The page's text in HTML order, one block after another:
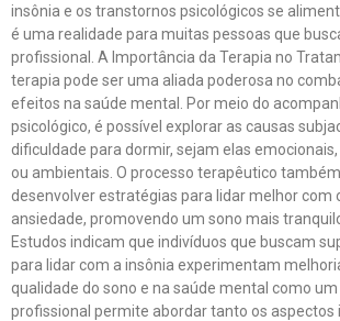
insônia e os transtornos psicológicos se
é uma realidade para muitas pessoas que
profissional. A Importância da Terapia no
terapia pode ser uma aliada poderosa no
efeitos na saúde mental. Por meio do
psicológico, é possível explorar as causas
dificuldade para dormir, sejam elas
ou ambientais. O processo terapêutico
desenvolver estratégias para lidar melhor com
ansiedade, promovendo um sono mais
Estudos indicam que indivíduos que buscam
para lidar com a insônia experimentam
qualidade do sono e na saúde mental como
profissional permite abordar tanto os aspectos